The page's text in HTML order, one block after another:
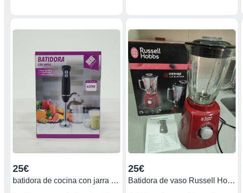
25€
batidora de cocina con jarra de 600w
25€
Batidora de vaso Russell Hobbs